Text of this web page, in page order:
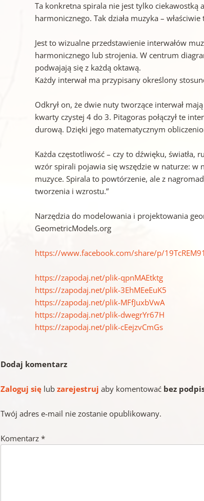
Ta konkretna spirala nie jest tylko ciekawostką
harmonicznego. Tak działa muzyka – właściwie
Jest to wizualne przedstawienie interwałów
harmonicznego lub strojenia. W centrum
podwajają się z każdą oktawą.
Każdy interwał ma przypisany określony
Odkrył on, że dwie nuty tworzące interwał
kwarty czystej 4 do 3. Pitagoras połączył te
durową. Dzięki jego matematycznym
Każda częstotliwość – czy to dźwięku, światła,
wzór spirali pojawia się wszędzie w naturze: w
muzyce. Spirala to powtórzenie, ale z
tworzenia i wzrostu.”
Narzędzia do modelowania i projektowania
GeometricModels.org
https://www.facebook.com/share/p/
https://zapodaj.net/plik-qpnMAEtktg
https://zapodaj.net/plik-3EhMEeEuK5
https://zapodaj.net/plik-MFfJuxbVwA
https://zapodaj.net/plik-dwegrYr67H
https://zapodaj.net/plik-cEejzvCmGs
Dodaj komentarz
Zaloguj się lubzarejestruj aby komentować bez
Twój adres e-mail nie zostanie opublikowany.
Komentarz*